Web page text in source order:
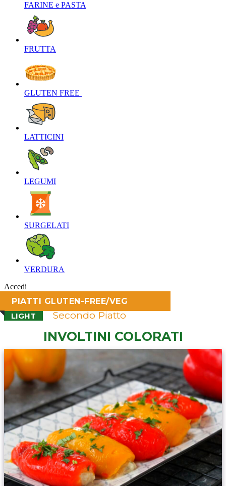
FARINE e PASTA‎
FRUTTA‎
GLUTEN FREE ‎
LATTICINI‎
LEGUMI‎
SURGELATI‎
VERDURA‎
Accedi
PIATTI GLUTEN-FREE/VEG
LIGHT
Secondo Piatto
INVOLTINI COLORATI